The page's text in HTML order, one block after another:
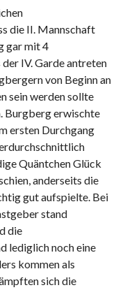
die II. Mannschaft
gar mit 4
der IV. Garde antreten
von Beginn an
sein werden sollte
Burgberg erwischte
ersten Durchgang
Quäntchen Glück
anderseits die
gut aufspielte. Bei
stand
die
lediglich noch eine
kommen als
sich die